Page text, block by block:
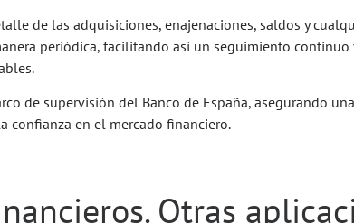
de las adquisiciones, enajenaciones, saldos y
periódica, facilitando así un seguimiento
de supervisión del Banco de España, asegurando
confianza en el mercado financiero.
Otras